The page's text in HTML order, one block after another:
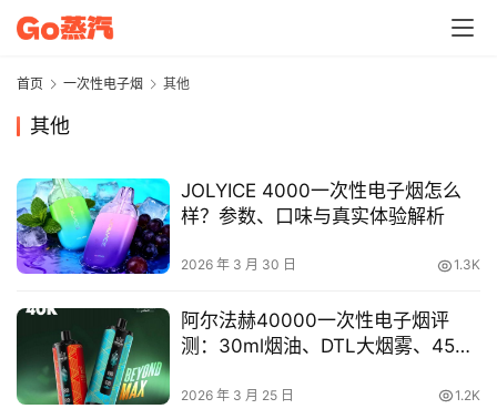
电
子
首页 一次性电子烟 其他
其他
JOLYICE 4000一次性电子烟怎么
样？参数、口味与真实体验解析
2026 年 3 月 30 日 1.3K
阿尔法赫40000一次性电子烟评
测：30ml烟油、DTL大烟雾、45种
2026 年 3 月 25 日 1.2K